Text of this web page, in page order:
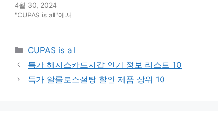
4월 30, 2024
"CUPAS is all"에서
Categories
CUPAS is all
특가 해지스카드지갑 인기 정보 리스트 10
특가 알룰로스설탕 할인 제품 상위 10